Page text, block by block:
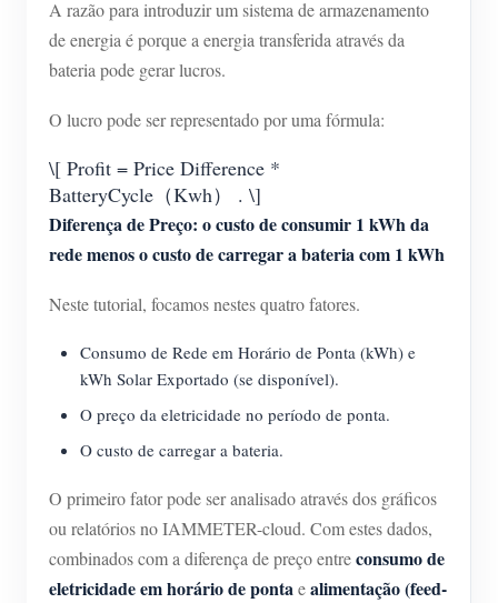
A razão para introduzir um sistema de armazenamento
de energia é porque a energia transferida através da
bateria pode gerar lucros.
O lucro pode ser representado por uma fórmula:
\[ Profit = Price Difference *
BatteryCycle（Kwh） . \]
Diferença de Preço: o custo de consumir 1 kWh da
rede menos o custo de carregar a bateria com 1 kWh
Neste tutorial, focamos nestes quatro fatores.
Consumo de Rede em Horário de Ponta (kWh) e
kWh Solar Exportado (se disponível).
O preço da eletricidade no período de ponta.
O custo de carregar a bateria.
O primeiro fator pode ser analisado através dos gráficos
ou relatórios no IAMMETER-cloud. Com estes dados,
combinados com a diferença de preço entreconsumo de
eletricidade em horário de pontaealimentação (feed-